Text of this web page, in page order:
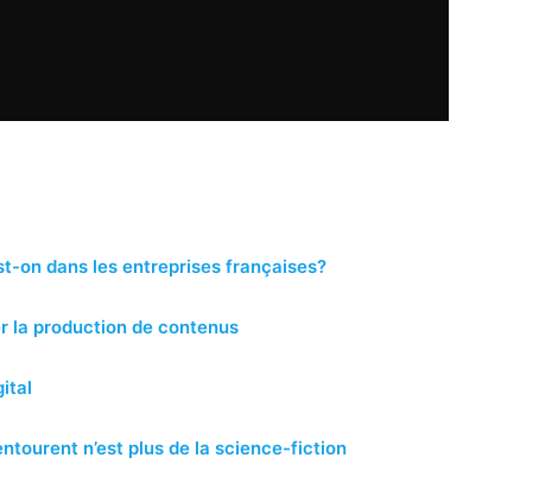
on dans les entreprises françaises?
la production de contenus
n’est plus de la science-fiction